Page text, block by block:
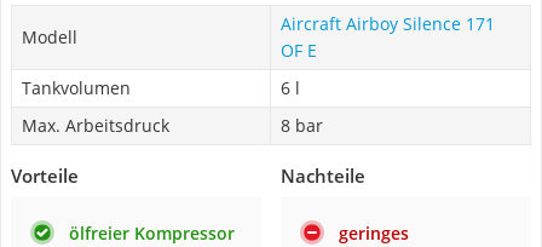
Modell
Aircraft Airboy Silence 171
OF E
Tankvolumen
6 l
Max. Arbeitsdruck
8 bar
Vorteile
ölfreier Kompressor
Nachteile
geringes